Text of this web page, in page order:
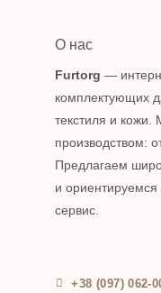
О нас
Furtorg —
комплектующих
текстиля и кожи.
производством:
Предлагаем
и ориентируемся
сервис.
+38 (097) 062-